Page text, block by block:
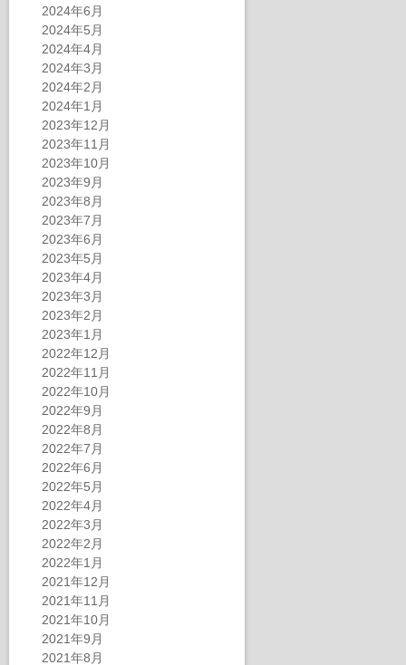
2024年6月
2024年5月
2024年4月
2024年3月
2024年2月
2024年1月
2023年12月
2023年11月
2023年10月
2023年9月
2023年8月
2023年7月
2023年6月
2023年5月
2023年4月
2023年3月
2023年2月
2023年1月
2022年12月
2022年11月
2022年10月
2022年9月
2022年8月
2022年7月
2022年6月
2022年5月
2022年4月
2022年3月
2022年2月
2022年1月
2021年12月
2021年11月
2021年10月
2021年9月
2021年8月